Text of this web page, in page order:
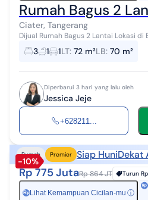
Rumah Bagus 2
Ciater, Tangerang
Dijual Rumah Bagus 2 Lantai Lokasi di
Perumahan Ciater Permai, Jalan
Luas bangunan : 70 m² L...
3 1 1LT: 72 m²LB: 70 m²
Diperbarui 3 hari yang lalu oleh
Jessica Jeje
+628211...
-10%
Rumah Premier Siap HuniDekat
Rp 775 JutaRp 864 JT Turun
Rp Lihat Kemampuan Cicilan-mu ⓘ